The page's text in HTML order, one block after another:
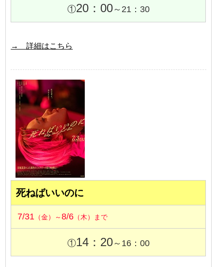
①20：00～21：30
→ 詳細はこちら
死ねばいいのに
7/31 （金）～8/6 （木）まで
①14：20～16：00